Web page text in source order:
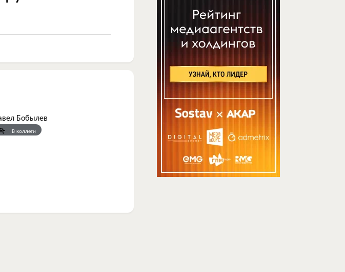
Бобылев
В коллеги